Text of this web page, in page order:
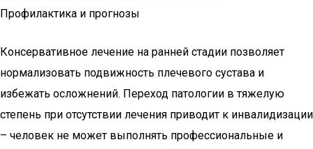
Профилактика и прогнозы
Консервативное лечение на ранней стадии позволяет
нормализовать подвижность плечевого сустава и
избежать осложнений. Переход патологии в тяжелую
степень при отсутствии лечения приводит к инвалидизации
– человек не может выполнять профессиональные и